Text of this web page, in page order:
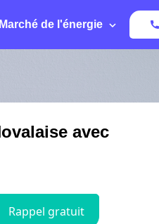
Marché de l'énergie